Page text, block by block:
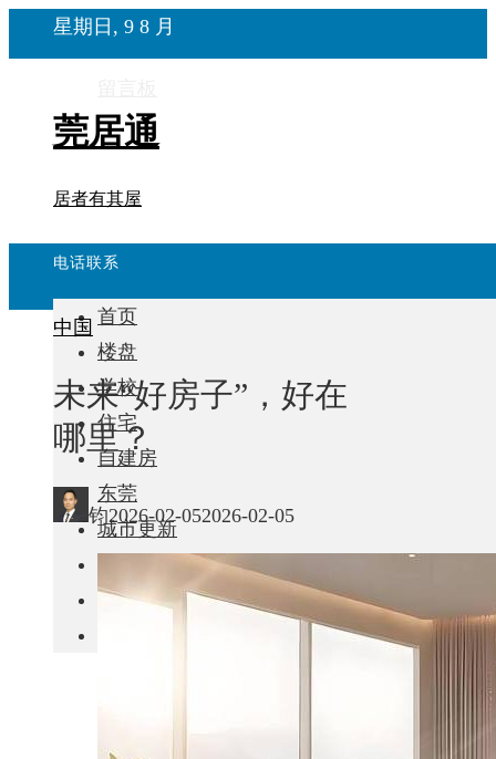
星期日, 9 8 月
莞居通
居者有其屋
电话联系
首页
楼盘
学校
住宅
自建房
东莞
城市更新
中国
中国
未来“好房子”，好在
哪里？
钧2026-02-052026-02-05